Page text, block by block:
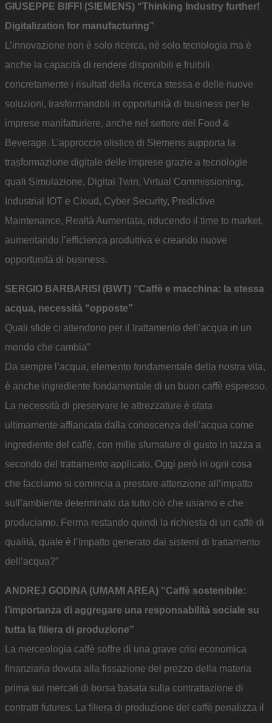
GIUSEPPE BIFFI (SIEMENS) “Thinking Industry further!
Digitalization for manufacturing”
L’innovazione non è solo ricerca, nè solo tecnologia ma è
anche la capacità di rendere disponibili e fruibili
concretamente i risultati della ricerca stessa e delle nuove
soluzioni, trasformandoli in opportunità di business per le
imprese manifatturiere, anche nel settore del Food &
Beverage. L’approccio olistico di Siemens supporta la
trasformazione digitale delle imprese grazie a tecnologie
quali Simulazione, Digital Twin, Virtual Commissioning,
Industrial IOT e Cloud, Cyber Security, Predictive
Maintenance, Realtà Aumentata, riducendo il time to market,
aumentando l’efficienza produttiva e creando nuove
opportunità di business.
SERGIO BARBARISI (BWT) “Caffè e macchina: la stessa
acqua, necessità “opposte”
Quali sfide ci attendono per il trattamento dell’acqua in un
mondo che cambia”
Da sempre l’acqua, elemento fondamentale della nostra vita,
è anche ingrediente fondamentale di un buon caffè espresso.
La necessità di preservare le attrezzature è stata
ultimamente affiancata dalla conoscenza dell’acqua come
ingrediente del caffè, con mille sfumature di gusto in tazza a
secondo del trattamento applicato. Oggi però in ogni cosa
che facciamo si comincia a prestare attenzione all’impatto
sull’ambiente determinato da tutto ciò che usiamo e che
produciamo. Ferma restando quindi la richiesta di un caffè di
qualità, quale è l’impatto generato dai sistemi di trattamento
dell’acqua?”
ANDREJ GODINA (UMAMI AREA) “Caffè sostenibile:
l’importanza di aggregare una responsabilità sociale su
tutta la filiera di produzione”
La merceologia caffè soffre di una grave crisi economica
finanziaria dovuta alla fissazione del prezzo della materia
prima sui mercati di borsa basata sulla contrattazione di
contratti futures. La filiera di produzione del caffè penalizza il